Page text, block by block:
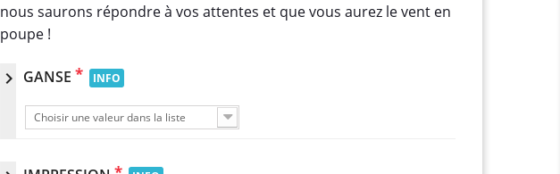
nous saurons répondre à vos attentes et que vous aurez le vent en
poupe !
chevron_right GANSE * INFO
Choisir une valeur dans la liste